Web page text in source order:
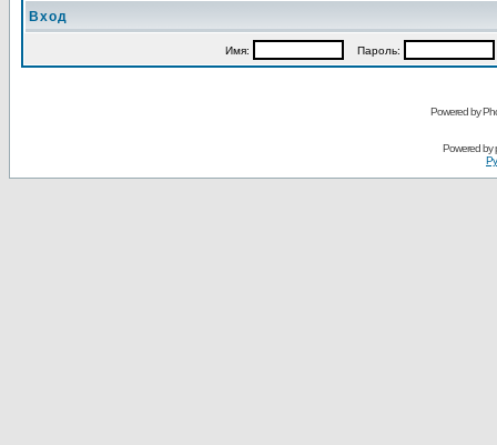
Вход
Имя: Пароль:
Powered by
Powered by